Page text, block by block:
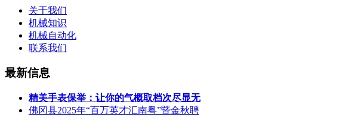
关于我们
机械知识
机械自动化
联系我们
最新信息
精美手表保举：让你的气概取档次尽显无
佛冈县2025年“百万英才汇南粤”暨金秋聘